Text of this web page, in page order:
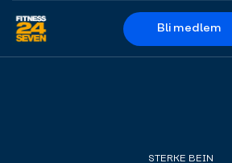
Logo
Bli medlem
STERKE BEIN